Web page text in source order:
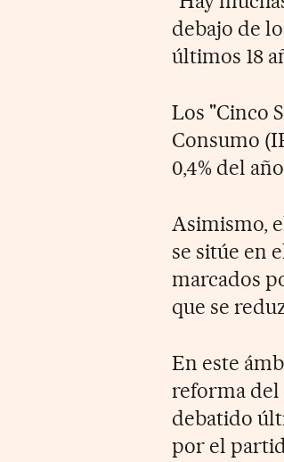
debajo de
últimos 18
Los "Cinco
Consumo
0,4% del
Asimismo,
se sitúe en
marcados
que se
En este
reforma del
debatido
por el